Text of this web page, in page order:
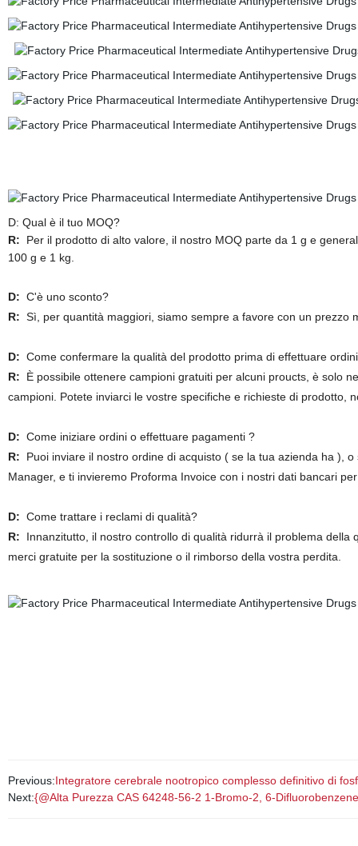
D: Qual è il tuo MOQ?
R:
Per il prodotto di alto valore, il nostro MOQ parte da 1 g e
100 g e 1 kg.
D: C'è uno sconto?
R: Sì, per quantità maggiori, siamo sempre a favore con un prezzo
D: Come confermare la qualità del prodotto prima di effettuare
R:
È possibile ottenere campioni gratuiti per alcuni proucts, è solo
campioni. Potete inviarci le vostre specifiche e richieste di prodotto,
D: Come iniziare ordini o effettuare pagamenti ?
R:
Puoi inviare il nostro ordine di acquisto ( se la tua azienda ha ),
Manager, e ti invieremo Proforma Invoice con i nostri dati bancari
D: Come trattare i reclami di qualità?
R:
Innanzitutto, il nostro controllo di qualità ridurrà il problema
merci gratuite per la sostituzione o il rimborso della vostra perdita.
Previous:Integratore cerebrale nootropico complesso definitivo di
Next:{@Alta Purezza CAS 64248-56-2 1-Bromo-2, 6-